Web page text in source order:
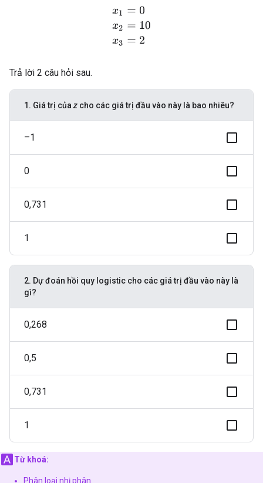
x1= 0x2=
Trả lời 2 câu hỏi sau.
1. Giá trị củaz cho các giá trị đầu vào này là bao nhiêu?
–1
0
0,731
1
2. Dự đoán hồi quy logistic cho các giá trị đầu vào này là
gì?
0,268
0,5
0,731
1
Từ khoá:
Phân loại nhị phân